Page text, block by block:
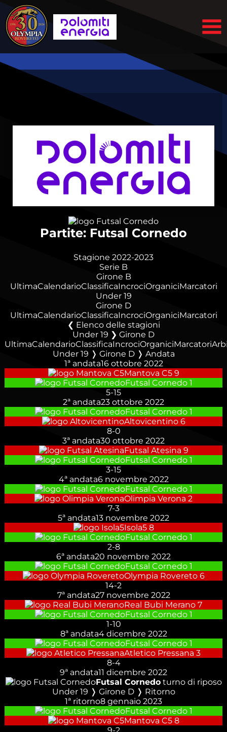
Partite: Futsal Cornedo
Stagione 2022-2023
Serie B
Girone B
UltimaCalendarioClassificaIncrociOrganiciMarcatori
Under 19
Girone D
UltimaCalendarioClassificaIncrociOrganiciMarcatori
Elenco delle stagioni
Under 19 ❯ Girone D
UltimaCalendarioClassificaIncrociOrganiciMarcatori
Under 19 ❭ Girone D ❭ Andata
1ª andata16 ottobre 2022
Mantova C5 9
Futsal Cornedo 1
5-15
2ª andata23 ottobre 2022
Futsal Cornedo 1
Altovicentino 6
8-0
3ª andata30 ottobre 2022
Futsal Atesina 9
Futsal Cornedo 1
3-15
4ª andata6 novembre 2022
Futsal Cornedo 1
Olimpia Verona 2
7-3
5ª andata13 novembre 2022
Isola5 8
Futsal Cornedo 1
2-8
6ª andata20 novembre 2022
Futsal Cornedo 1
Olympia Rovereto 6
14-2
7ª andata27 novembre 2022
Real Bubi Merano 7
Futsal Cornedo 1
1-10
8ª andata4 dicembre 2022
Futsal Cornedo 1
Atletico Pressana 3
8-4
9ª andata11 dicembre 2022
Futsal Cornedoturno di riposo
Under 19 ❭ Girone D ❭ Ritorno
1ª ritorno8 gennaio 2023
Futsal Cornedo 1
Mantova C5 8